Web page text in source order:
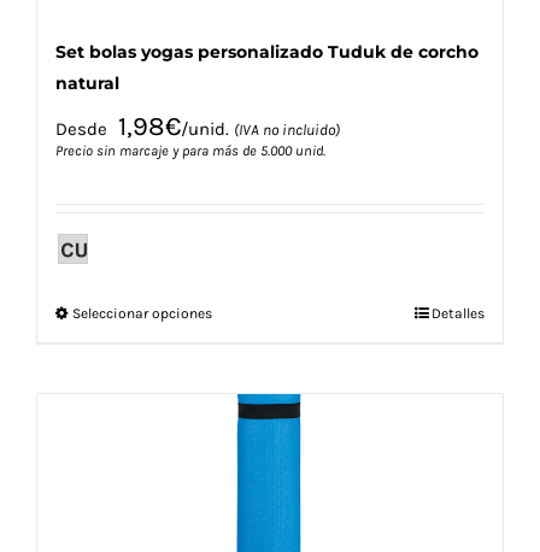
Set bolas yogas personalizado Tuduk de corcho
natural
Desde 1,98€/unid. (IVA no incluido)
Precio sin marcaje y para más de 5.000 unid.
Seleccionar opcionesEste
múltiples
variantes.
opciones
pueden
Detalles